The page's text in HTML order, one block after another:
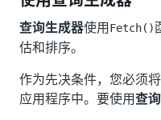
查询生成器使用Fetch()
估和排序。
作为先决条件，您必须
应用程序中。要使用查